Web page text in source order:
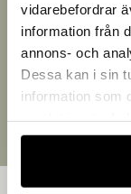
vidarebefordrar
information från
annons- och
Dessa kan i sin
information som
Snabb
Leverans
Brett
Över 30 000
Designat och
Handlar